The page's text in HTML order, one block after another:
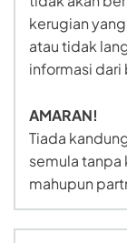
kerugian
atau tidak
informasi dari
AMARAN!
Tiada
semula tanpa
mahupun